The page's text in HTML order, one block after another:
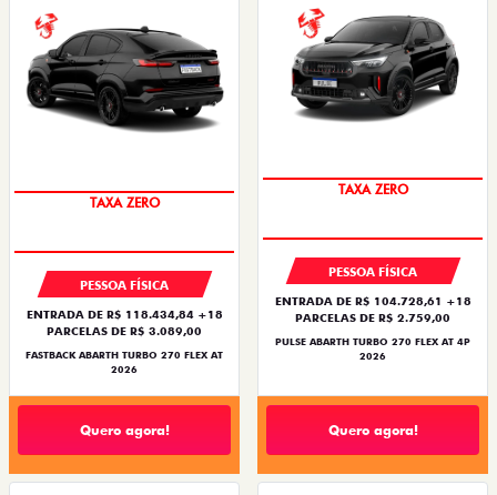
TAXA ZERO
PESSOA FÍSICA
ENTRADA DE R$ 118.434,84 +18
PARCELAS DE R$ 3.089,00
FASTBACK ABARTH TURBO 270 FLEX AT
2026
Quero agora!
TAXA ZERO
PESSOA FÍSICA
ENTRADA DE R$ 104.728,61 +18
PARCELAS DE R$ 2.759,00
PULSE ABARTH TURBO 270 FLEX AT 4P
2026
Quero agora!